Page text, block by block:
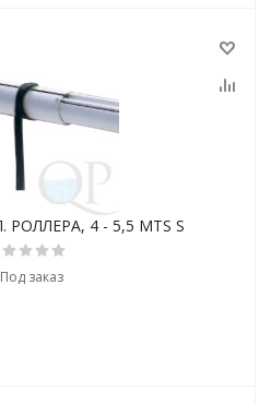
ТРУБА ТЕЛЕСКОП. РОЛЛЕРА, 4 - 5,5 MTS S
Под заказ